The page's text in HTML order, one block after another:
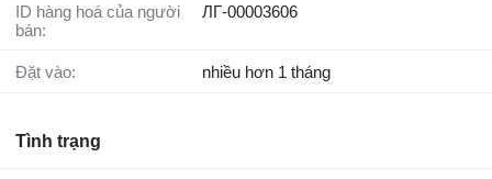
ID hàng hoá của người
bán:
ЛГ-00003606
Đặt vào: nhiều hơn 1 tháng
Tình trạng